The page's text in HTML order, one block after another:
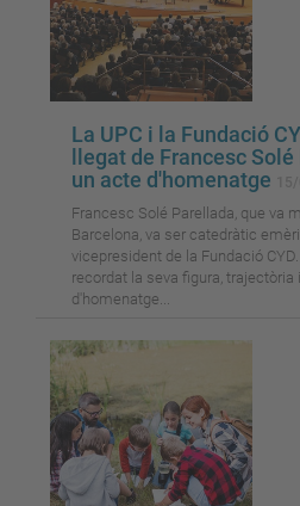
La UPC i la Fundació
llegat de Francesc
un acte d'homenatge
Francesc Solé Parellada, que va
Barcelona, va ser catedràtic
vicepresident de la Fundació
recordat la seva figura,
d'homenatge...